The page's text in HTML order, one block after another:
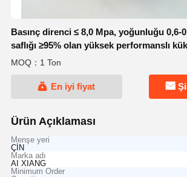
Basınç direnci ≤ 8,0 Mpa, yoğunluğu 0,6-
saflığı ≥95% olan yüksek performanslı
kükürt çıkarıcı
MOQ：1 Ton
En iyi fiyat
Ürün Açıklaması
Menşe yeri
ÇİN
Marka adı
AI XIANG
Minimum Order